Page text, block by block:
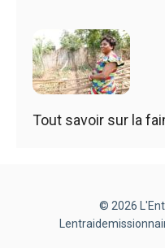
Tout savoir sur la
© 2026